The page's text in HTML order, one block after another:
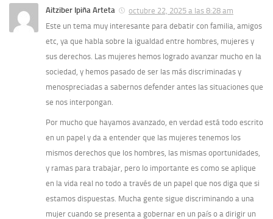
Aitziber Ipiña Arteta
octubre 22, 2025 a las 8:28 am
Este un tema muy interesante para debatir con familia, amigos
etc, ya que habla sobre la igualdad entre hombres, mujeres y
sus derechos. Las mujeres hemos logrado avanzar mucho en la
sociedad, y hemos pasado de ser las más discriminadas y
menospreciadas a sabernos defender antes las situaciones que
se nos interpongan.
Por mucho que hayamos avanzado, en verdad está todo escrito
en un papel y da a entender que las mujeres tenemos los
mismos derechos que los hombres, las mismas oportunidades,
y ramas para trabajar, pero lo importante es como se aplique
en la vida real no todo a través de un papel que nos diga que si
estamos dispuestas. Mucha gente sigue discriminando a una
mujer cuando se presenta a gobernar en un país o a dirigir un